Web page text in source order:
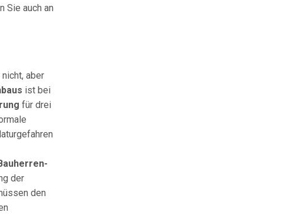
Sie auch an
aber
ist bei
für drei
der
den